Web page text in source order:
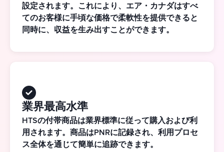
設定されます。これにより、エア・カナダはすべ
てのお客様に手頃な価格で柔軟性を提供できると
同時に、収益を生み出すことができます。
業界最高水準
HTSの付帯商品は業界標準に従って購入および利
用されます。商品はPNRに記録され、利用プロセ
ス全体を通じて簡単に追跡できます。